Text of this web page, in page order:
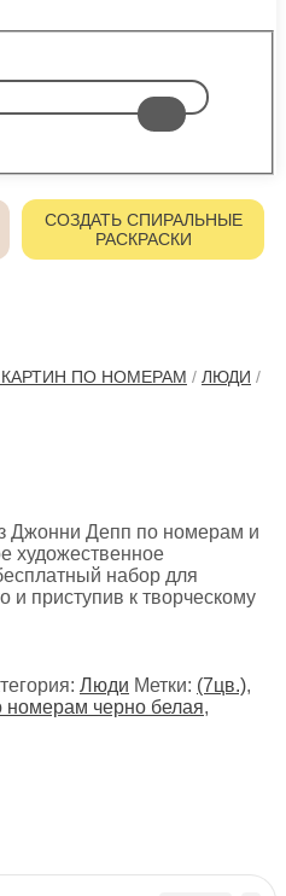
СОЗДАТЬ СПИРАЛЬНЫЕ
РАСКРАСКИ
ПО НОМЕРАМ / ЛЮДИ /
Джонни Депп по номерам и
художественное
набор для
и приступив к творческому
Люди Метки: (7цв.),
номерам черно белая,